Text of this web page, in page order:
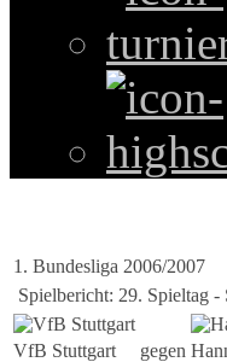
1. Bundesliga 2006/2007
Spielbericht: 29. Spieltag
VfB Stuttgart gegen